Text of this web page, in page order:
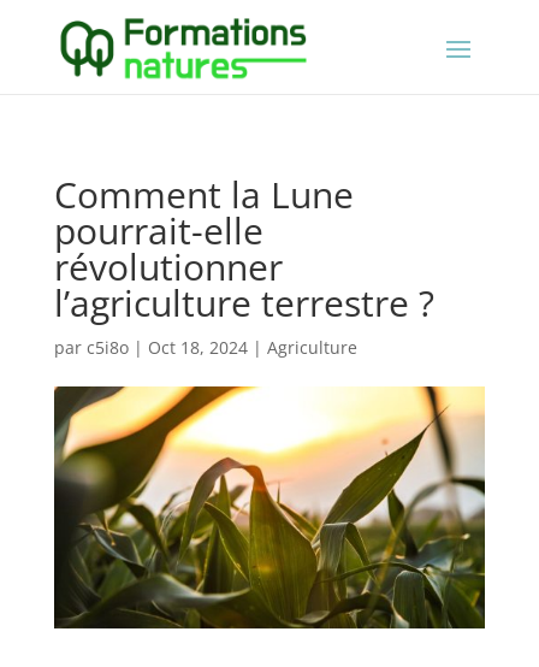
Comment la Lune
pourrait-elle
révolutionner
l’agriculture terrestre ?
par c5i8o| Oct 18, 2024| Agriculture